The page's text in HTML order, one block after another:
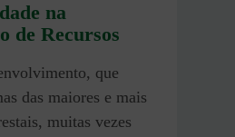
na
de Recursos
que
das maiores e mais
muitas vezes